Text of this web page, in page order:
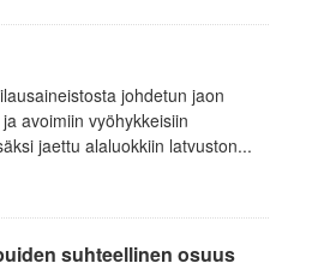
johdetun jaon
avoimiin vyöhykkeisiin
jaettu alaluokkiin latvuston...
suhteellinen osuus